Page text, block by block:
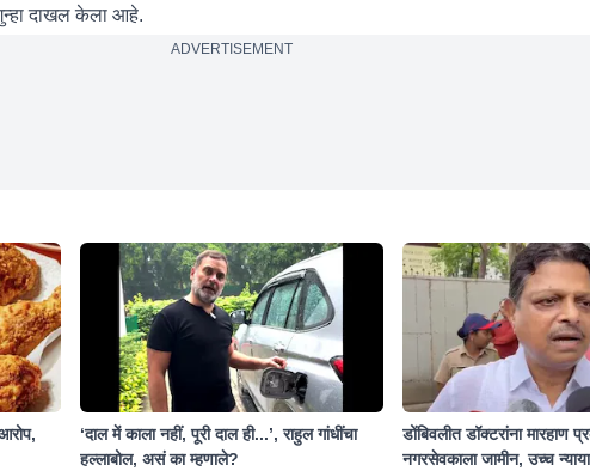
दाखल केला आहे.
ADVERTISEMENT
‘दाल में काला नहीं, पूरी दाल ही...’, राहुल गांधींचा
हल्लाबोल, असं का म्हणाले?
डोंबिवलीत डॉक्टरांना मारहाण
नगरसेवकाला जामीन, उच्च